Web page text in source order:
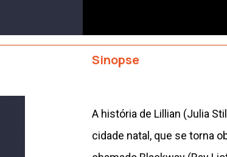
Sinopse
A história de Lillian (Julia
cidade natal, que se torna